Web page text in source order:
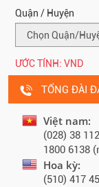
Quận / Huyện
ƯỚC TÍNH: VND
TỔNG ĐÀI
Việt nam:
(028) 38
1800 6138
Hoa kỳ:
(510) 417